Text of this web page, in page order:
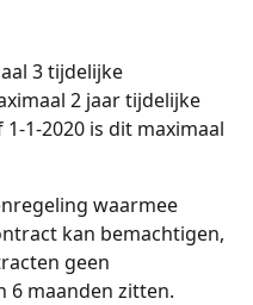
3 tijdelijke
2 jaar tijdelijke
1-2020 is dit maximaal
waarmee
kan bemachtigen,
geen
6 maanden zitten.